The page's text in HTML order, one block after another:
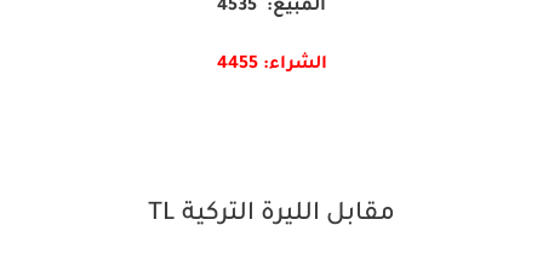
المبيع: 4535
الشراء: 4455
مقابل الليرة التركية TL